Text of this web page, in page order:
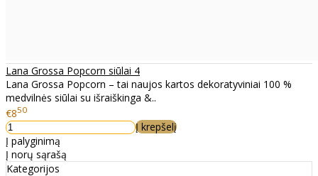
Lana Grossa Popcorn siūlai 4
Lana Grossa Popcorn – tai naujos kartos dekoratyviniai 100 %
medvilnės siūlai su išraiškinga &..
€850
Į krepšelį
Į palyginimą
Į norų sąrašą
Kategorijos